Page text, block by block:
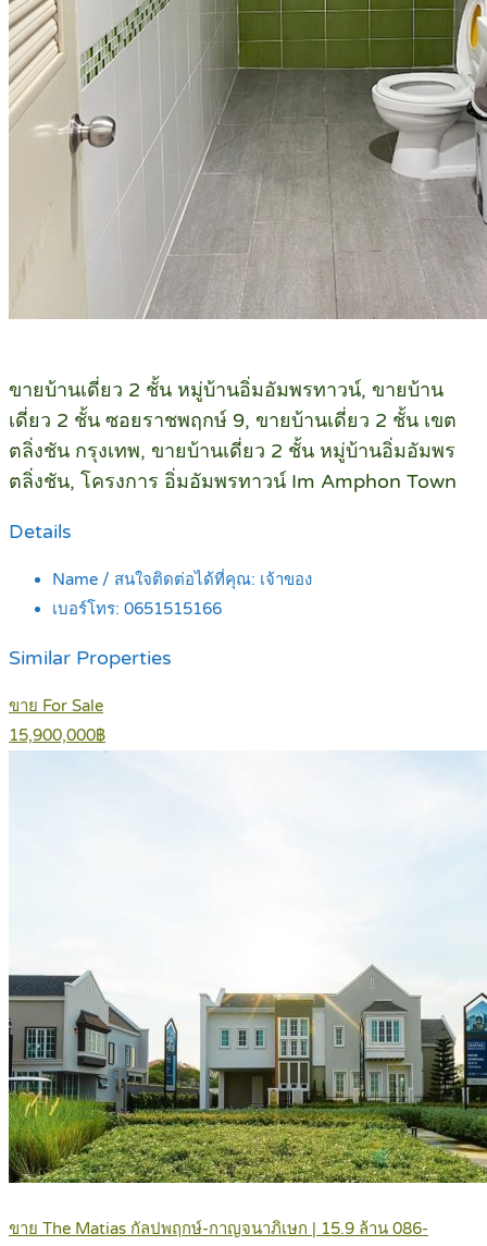
ขายบ้านเดี่ยว 2 ชั้น หมู่บ้านอิ่มอัมพรทาวน์, ขายบ้าน
เดี่ยว 2 ชั้น ซอยราชพฤกษ์ 9, ขายบ้านเดี่ยว 2 ชั้น เขต
ตลิ่งชัน กรุงเทพ, ขายบ้านเดี่ยว 2 ชั้น หมู่บ้านอิ่มอัมพร
ตลิ่งชัน, โครงการ อิ่มอัมพรทาวน์ Im Amphon Town
Details
Name / สนใจติดต่อได้ที่คุณ: เจ้าของ
เบอร์โทร: 0651515166
Similar Properties
ขาย For Sale
15,900,000฿
ขาย The Matias กัลปพฤกษ์-กาญจนาภิเษก | 15.9 ล้าน 086-